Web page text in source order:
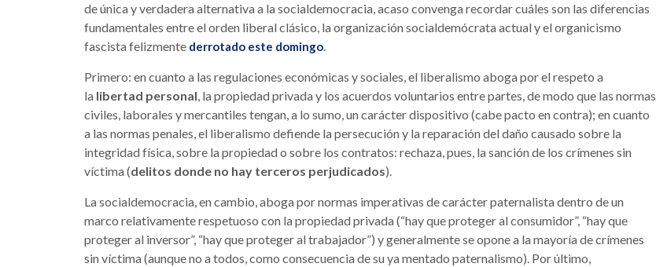
de única y verdadera alternativa a la socialdemocracia, acaso convenga recordar cuáles son las diferencias
fundamentales entre el orden liberal clásico, la organización socialdemócrata actual y el organicismo
fascista felizmente derrotado este domingo.
Primero: en cuanto a las regulaciones económicas y sociales, el liberalismo aboga por el respeto a
la libertad personal, la propiedad privada y los acuerdos voluntarios entre partes, de modo que las normas
civiles, laborales y mercantiles tengan, a lo sumo, un carácter dispositivo (cabe pacto en contra); en cuanto
a las normas penales, el liberalismo defiende la persecución y la reparación del daño causado sobre la
integridad física, sobre la propiedad o sobre los contratos: rechaza, pues, la sanción de los crímenes sin
víctima (delitos donde no hay terceros perjudicados).
La socialdemocracia, en cambio, aboga por normas imperativas de carácter paternalista dentro de un
marco relativamente respetuoso con la propiedad privada (“hay que proteger al consumidor”, “hay que
proteger al inversor”, “hay que proteger al trabajador”) y generalmente se opone a la mayoría de crímenes
sin víctima (aunque no a todos, como consecuencia de su ya mentado paternalismo). Por último,